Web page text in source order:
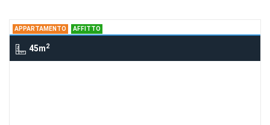
APPARTAMENTO AFFITTO
45m2